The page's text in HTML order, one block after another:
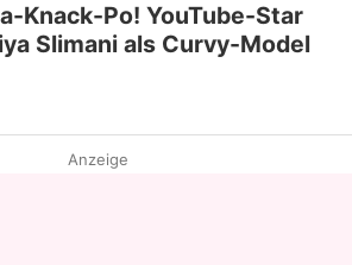
Knack-Po! YouTube-Star
Slimani als Curvy-Model
Anzeige